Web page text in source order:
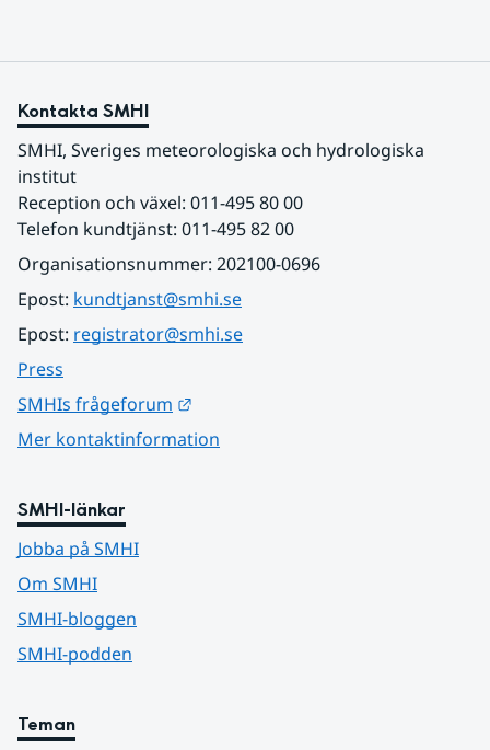
Kontakta SMHI
SMHI, Sveriges meteorologiska och hydrologiska
institut
Reception och växel: 011-495 80 00
Telefon kundtjänst: 011-495 82 00
Organisationsnummer: 202100-0696
Epost: kundtjanst@smhi.se
Epost: registrator@smhi.se
Press
SMHIs frågeforum
Mer kontaktinformation
SMHI-länkar
Jobba på SMHI
Om SMHI
SMHI-bloggen
SMHI-podden
Teman